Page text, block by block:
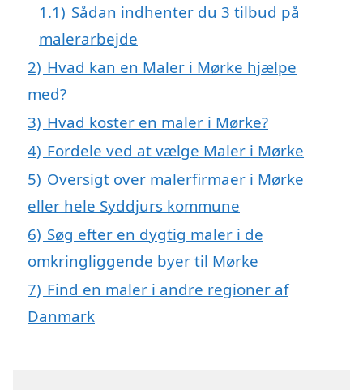
1.1) Sådan indhenter du 3 tilbud på
malerarbejde
2) Hvad kan en Maler i Mørke hjælpe
med?
3) Hvad koster en maler i Mørke?
4) Fordele ved at vælge Maler i Mørke
5) Oversigt over malerfirmaer i Mørke
eller hele Syddjurs kommune
6) Søg efter en dygtig maler i de
omkringliggende byer til Mørke
7) Find en maler i andre regioner af
Danmark